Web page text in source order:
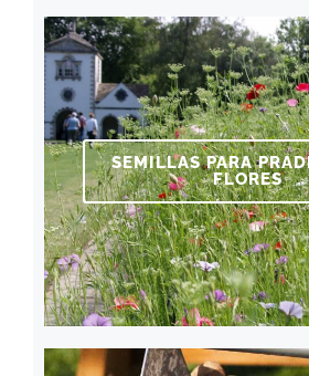
SEMILLAS PARA
FLORES